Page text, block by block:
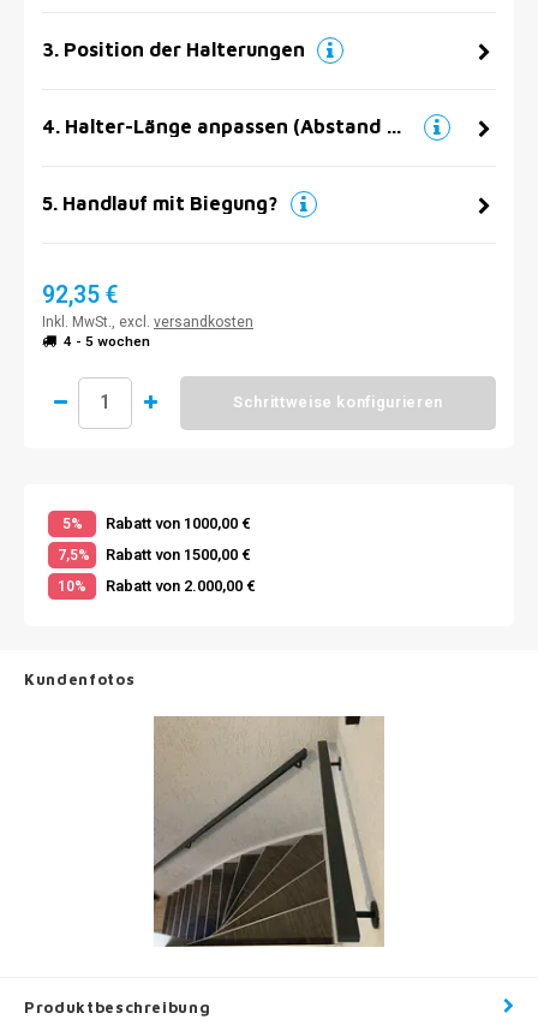
3. Position der Halterungen
4. Halter-Länge anpassen (Abstand zur Wand)
5. Handlauf mit Biegung?
92,35 €
Inkl. MwSt., excl. versandkosten
4 - 5 wochen
Schrittweise konfigurieren
5% Rabatt von 1000,00 €
7,5% Rabatt von 1500,00 €
10% Rabatt von 2.000,00 €
Kundenfotos
Produktbeschreibung